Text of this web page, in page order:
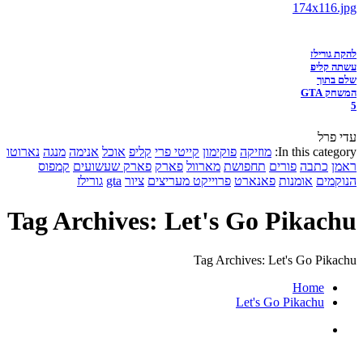
להקת גורילז
עשתה קליפ
שלם בתוך
המשחק GTA
5
עדי פרל
In this category: מוזיקה פוקימון קייטי פרי קליפ אוכל אנימה מנגה נארוטו
ראמן כתבה פורים תחפושת מארוול פארק פארק שעשועים קמפוס
הנוקמים אומנות פאנארט פרוייקט מעריצים ציור gta גורילז
Tag Archives: Let's Go Pikachu
Tag Archives: Let's Go Pikachu
Home
Let's Go Pikachu